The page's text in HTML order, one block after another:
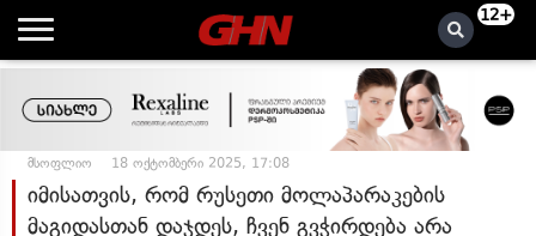
12+
მსოფლიო 18 ოქტომბერი 2025, 17:08
იმისათვის, რომ რუსეთი მოლაპარაკების
მაგიდასთან დაჯდეს, ჩვენ გვჭირდება არა